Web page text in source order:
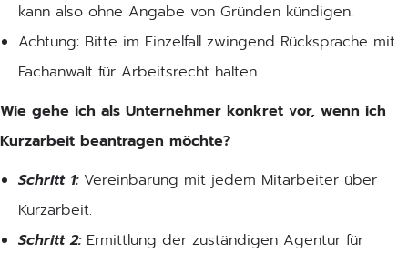
kann also ohne Angabe von Gründen kündigen.
Achtung: Bitte im Einzelfall zwingend Rücksprache mit
Fachanwalt für Arbeitsrecht halten.
Wie gehe ich als Unternehmer konkret vor, wenn ich
Kurzarbeit beantragen möchte?
Schritt 1: Vereinbarung mit jedem Mitarbeiter über
Kurzarbeit.
Schritt 2: Ermittlung der zuständigen Agentur für